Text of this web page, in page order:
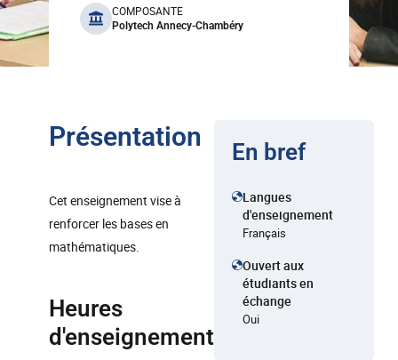
benefits
COMPOSANTE
Polytech Annecy-Chambéry
Présentation
Cet enseignement vise à
renforcer les bases en
mathématiques.
Heures
d'enseignement
En bref
Langues
d'enseignement
Français
Ouvert aux
étudiants en
échange
Oui